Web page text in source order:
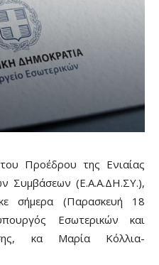
Προέδρου της Ενιαίας
Συμβάσεων (Ε.Α.Α.ΔΗ.ΣΥ.),
σήμερα (Παρασκευή 18
Εσωτερικών και
κα Μαρία Κόλλια-